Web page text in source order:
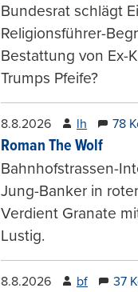
Bundesrat schlägt
Religionsführer-
Bestattung von Ex-
Trumps Pfeife?
8.8.2026 lh 78
Roman The Wolf
Bahnhofstrassen-
Jung-Banker in
Verdient Granate
Lustig.
8.8.2026 bf 37